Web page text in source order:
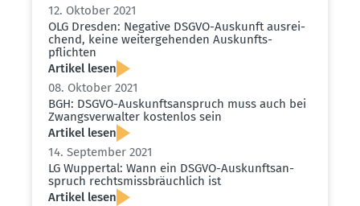
12. Oktober 2021
OLG Dresden: Negative DSGVO-Auskunft ausrei­
chend, keine weiter­ge­henden Auskunfts­
pflichten
Artikel lesen
08. Oktober 2021
BGH: DSGVO-Auskunfts­an­spruch muss auch bei
Zwangs­ver­walter kostenlos sein
Artikel lesen
14. September 2021
LG Wuppertal: Wann ein DSGVO-Auskunfts­an­
spruch rechts­miss­bräuchlich ist
Artikel lesen